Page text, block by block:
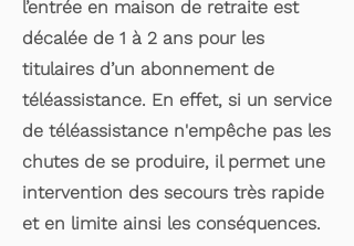
l’entrée en maison de retraite est
décalée de 1 à 2 ans pour les
titulaires d’un abonnement de
téléassistance. En effet, si un service
de téléassistance n'empêche pas les
chutes de se produire, il permet une
intervention des secours très rapide
et en limite ainsi les conséquences.